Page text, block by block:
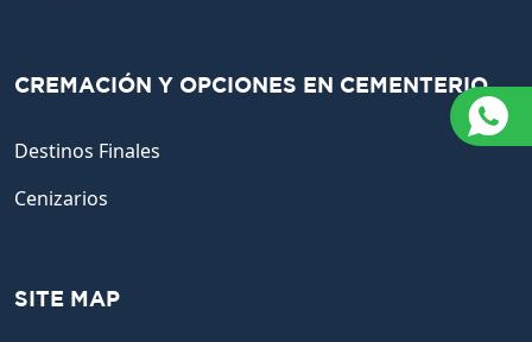
CREMACIÓN Y OPCIONES EN CEMENTERIO
Destinos Finales
Cenizarios
SITE MAP